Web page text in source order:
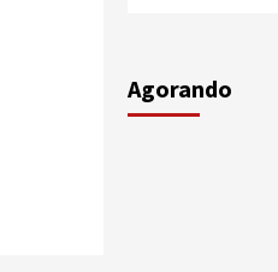
Agorando